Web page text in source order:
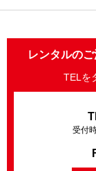
レンタルの
TELを
受付